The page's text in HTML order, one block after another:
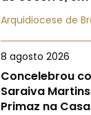
Arquidiocese de
8 agosto 2026
Concelebrou
Saraiva
Primaz na